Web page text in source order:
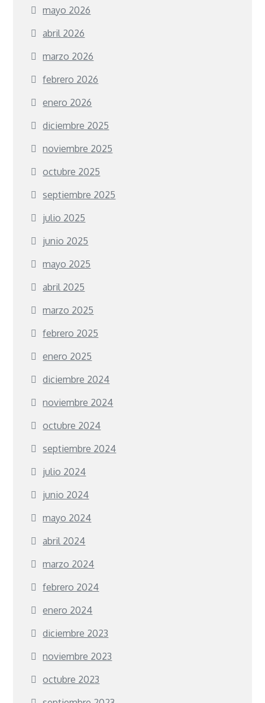
mayo 2026
abril 2026
marzo 2026
febrero 2026
enero 2026
diciembre 2025
noviembre 2025
octubre 2025
septiembre 2025
julio 2025
junio 2025
mayo 2025
abril 2025
marzo 2025
febrero 2025
enero 2025
diciembre 2024
noviembre 2024
octubre 2024
septiembre 2024
julio 2024
junio 2024
mayo 2024
abril 2024
marzo 2024
febrero 2024
enero 2024
diciembre 2023
noviembre 2023
octubre 2023